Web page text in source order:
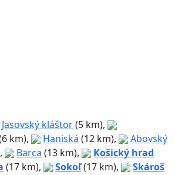
Jasovský kláštor(5 km),
km), Haniská (12 km),
Abovský
Barca (13 km),
Košický hrad
(17 km), Sokoľ(17 km),
Skároš